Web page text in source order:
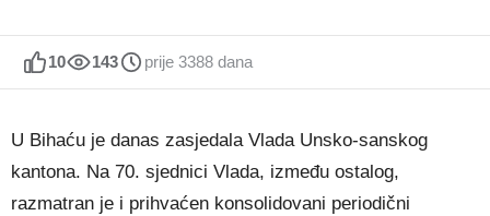
10 143 prije 3388 dana
U Bihaću je danas zasjedala Vlada Unsko-sanskog
kantona. Na 70. sjednici Vlada, između ostalog,
razmatran je i prihvaćen konsolidovani periodični